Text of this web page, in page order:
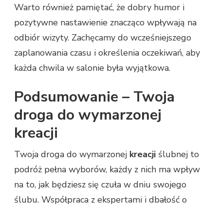
Warto również pamiętać, że dobry humor i
pozytywne nastawienie znacząco wpływają na
odbiór wizyty. Zachęcamy do wcześniejszego
zaplanowania czasu i określenia oczekiwań, aby
każda chwila w salonie była wyjątkowa.
Podsumowanie – Twoja
droga do wymarzonej
kreacji
Twoja droga do wymarzonej kreacji ślubnej to
podróż pełna wyborów, każdy z nich ma wpływ
na to, jak będziesz się czuła w dniu swojego
ślubu. Współpraca z ekspertami i dbałość o